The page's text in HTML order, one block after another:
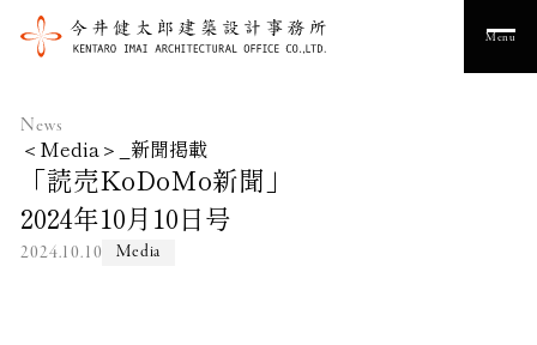
Menu
News
＜Media＞_新聞掲載
「読売KoDoMo新聞」
2024年10月10日号
2024.10.10 Media